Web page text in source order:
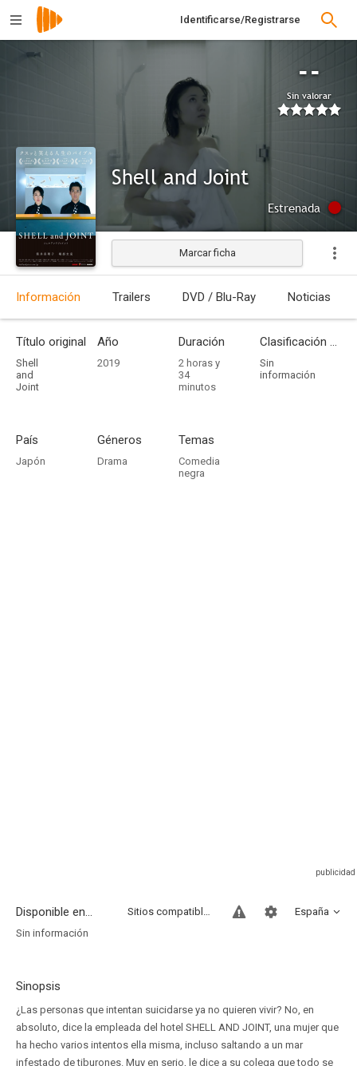
Identificarse/Registrarse
--
Sin valorar
Shell and Joint
Estrenada
Marcar ficha
Información Trailers DVD / Blu-Ray Noticias
Título original
Shell
and
Joint
Año
2019
Duración
2 horas y
34
minutos
Clasificación por edades
Sin
información
País
Japón
Géneros
Drama
Temas
Comedia
negra
Disponible en... España
Sitios compatibles
Sin información
Sinopsis
¿Las personas que intentan suicidarse ya no quieren vivir? No, en
absoluto, dice la empleada del hotel SHELL AND JOINT, una mujer que
ha hecho varios intentos ella misma, incluso saltando a un mar
infestado de tiburones. Muy en serio, le dice a su colega que todo se